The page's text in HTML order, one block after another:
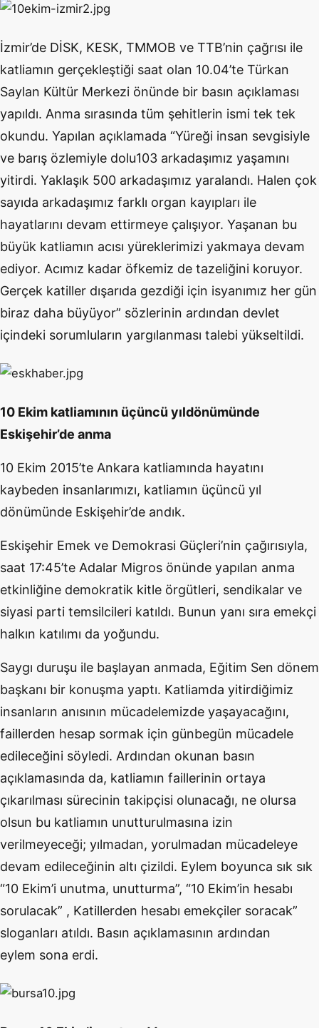
İzmir’de DİSK, KESK, TMMOB ve TTB’nin çağrısı ile
katliamın gerçekleştiği saat olan 10.04’te Türkan
Saylan Kültür Merkezi önünde bir basın açıklaması
yapıldı. Anma sırasında tüm şehitlerin ismi tek tek
okundu. Yapılan açıklamada “Yüreği insan sevgisiyle
ve barış özlemiyle dolu103 arkadaşımız yaşamını
yitirdi. Yaklaşık 500 arkadaşımız yaralandı. Halen çok
sayıda arkadaşımız farklı organ kayıpları ile
hayatlarını devam ettirmeye çalışıyor. Yaşanan bu
büyük katliamın acısı yüreklerimizi yakmaya devam
ediyor. Acımız kadar öfkemiz de tazeliğini koruyor.
Gerçek katiller dışarıda gezdiği için isyanımız her gün
biraz daha büyüyor” sözlerinin ardından devlet
içindeki sorumluların yargılanması talebi yükseltildi.
10 Ekim katliamının üçüncü yıldönümünde
Eskişehir’de anma
10 Ekim 2015’te Ankara katliamında hayatını
kaybeden insanlarımızı, katliamın üçüncü yıl
dönümünde Eskişehir’de andık.
Eskişehir Emek ve Demokrasi Güçleri’nin çağırısıyla,
saat 17:45’te Adalar Migros önünde yapılan anma
etkinliğine demokratik kitle örgütleri, sendikalar ve
siyasi parti temsilcileri katıldı. Bunun yanı sıra emekçi
halkın katılımı da yoğundu.
Saygı duruşu ile başlayan anmada, Eğitim Sen dönem
başkanı bir konuşma yaptı. Katliamda yitirdiğimiz
insanların anısının mücadelemizde yaşayacağını,
faillerden hesap sormak için günbegün mücadele
edileceğini söyledi. Ardından okunan basın
açıklamasında da, katliamın faillerinin ortaya
çıkarılması sürecinin takipçisi olunacağı, ne olursa
olsun bu katliamın unutturulmasına izin
verilmeyeceği; yılmadan, yorulmadan mücadeleye
devam edileceğinin altı çizildi. Eylem boyunca sık sık
“10 Ekim’i unutma, unutturma”, “10 Ekim’in hesabı
sorulacak” , Katillerden hesabı emekçiler soracak”
sloganları atıldı. Basın açıklamasının ardından
eylem sona erdi.